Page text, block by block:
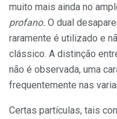
muito mais ainda no
profano. O dual
raramente é utilizado e
clássico. A distinção
não é observada, uma
frequentemente nas
Certas partículas, tais